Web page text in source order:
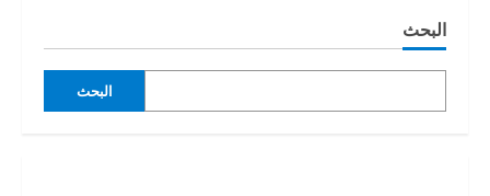
البحث
البحث